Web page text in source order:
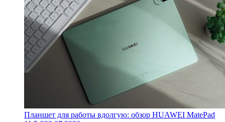
Планшет для работы вдолгую: обзор HUAWEI MatePad